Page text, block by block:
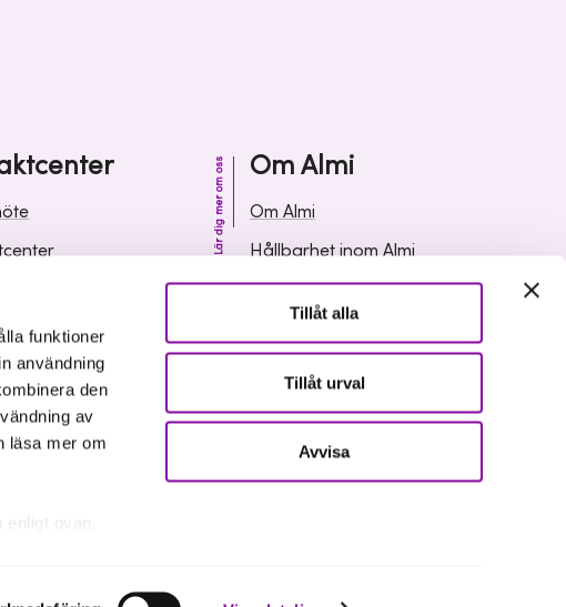
funktioner
användning
den
av
läsa mer om
ovan,
Tillåt alla
Tillåt urval
Avvisa
Om Almi
Lär dig mer om oss
Om Almi
Hållbarhet inom Almi
Organisation
Media och press